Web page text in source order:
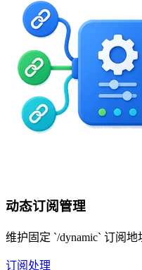
动态订阅管理
维护固定 `/dynamic` 订阅
订阅处理